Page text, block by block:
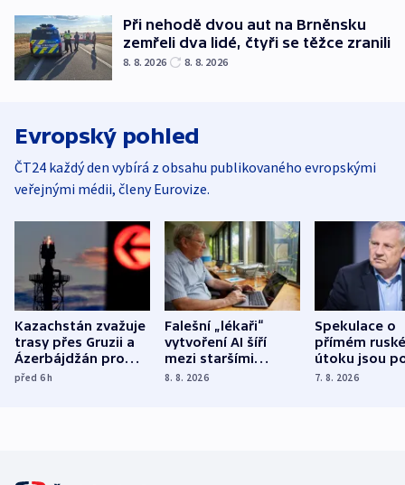
Při nehodě dvou aut na Brněnsku
zemřeli dva lidé, čtyři se těžce zranili
8. 8. 2026 8. 8. 2026
Evropský pohled
ČT24 každý den vybírá z obsahu publikovaného evropskými
veřejnými médii, členy Eurovize.
Kazachstán zvažuje
trasy přes Gruzii a
Ázerbájdžán pro
vývoz ropy do
před 6h
Falešní „lékaři“
vytvoření AI šíří
mezi staršími
Poláky nebezpečné
8. 8. 2026
Spekulace o
přímém
útoku jsou
míní
7. 8. 2026